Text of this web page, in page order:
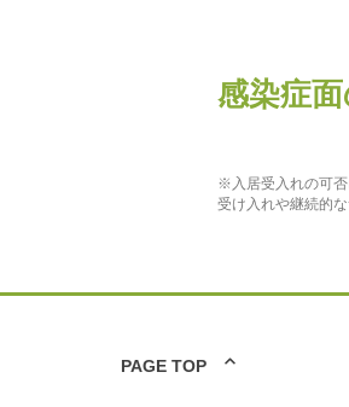
感染症
※入居受入れの可否
受け入れや継続的
PAGE TOP